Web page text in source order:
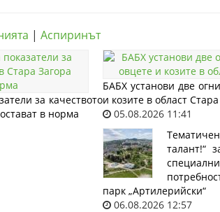
| Аспиринът
за качеството
в норма
БАБХ установи две
и козите в област
05.08.2026 11:41
талант!“
парк „Артилерийски“
06.08.2026 12:57